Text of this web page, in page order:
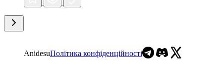
AnidesuПолітика конфіденційності